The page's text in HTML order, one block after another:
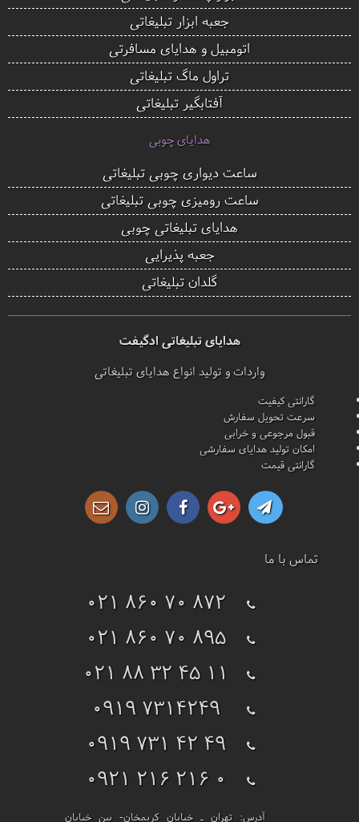
جعبه ابزار تبلیغاتی
اتومبیل و هدایای مسافرتی
تراول ماگ تبلیغاتی
آفتابگیر تبلیغاتی
هدایای چوبی
ساعت دیواری چوبی تبلیغاتی
ساعت رومیزی چوبی تبلیغاتی
هدایای تبلیغاتی چوبی
جعبه پذیرایی
گلدان تبلیغاتی
هدایای تبلیغاتی ادگیفت
واردات و تولید انواع هدایای تبلیغاتی
گارانتی کیفیت
سرعت تحویل سفارش
قبول مرجوعی و خرابی
امکان تولید هدایای سفارشی
گارانتی قیمت
تماس با ما
021 860 70 872
021 860 70 895
021 88 32 45 11
0919 7314249
0919 731 42 49
0921 216 216 0
آدرس: تهران ـ خیابان کریمخان- بین خیابان